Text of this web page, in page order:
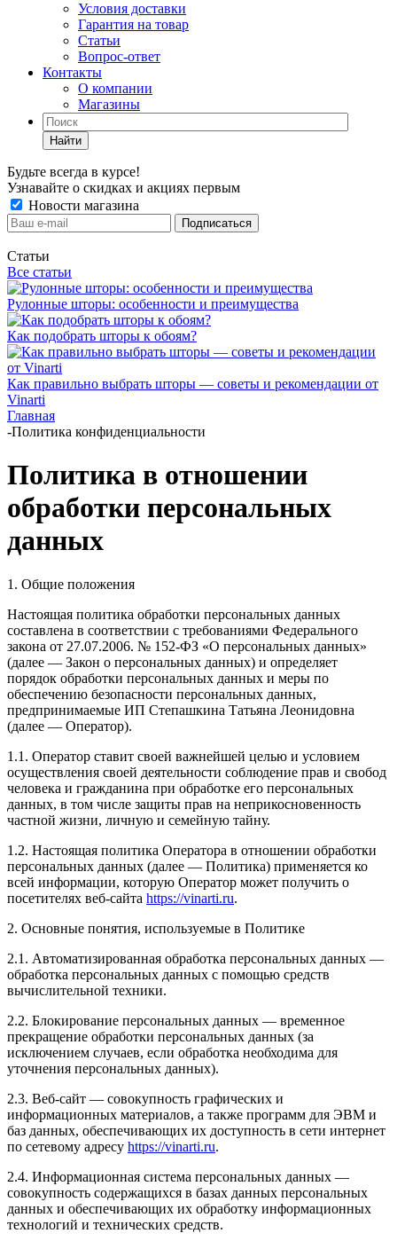
Условия доставки
Гарантия на товар
Статьи
Вопрос-ответ
Контакты
О компании
Магазины
Найти
Будьте всегда в курсе!
Узнавайте о скидках и акциях первым
Новости магазина
Статьи
Все статьи
Рулонные шторы: особенности и преимущества
Как подобрать шторы к обоям?
Как правильно выбрать шторы — советы и рекомендации от
Vinarti
Главная
-Политика конфиденциальности
Политика в отношении
обработки персональных
данных
1. Общие положения
Настоящая политика обработки персональных данных
составлена в соответствии с требованиями Федерального
закона от 27.07.2006. № 152-ФЗ «О персональных данных»
(далее — Закон о персональных данных) и определяет
порядок обработки персональных данных и меры по
обеспечению безопасности персональных данных,
предпринимаемые ИП Степашкина Татьяна Леонидовна
(далее — Оператор).
1.1. Оператор ставит своей важнейшей целью и условием
осуществления своей деятельности соблюдение прав и свобод
человека и гражданина при обработке его персональных
данных, в том числе защиты прав на неприкосновенность
частной жизни, личную и семейную тайну.
1.2. Настоящая политика Оператора в отношении обработки
персональных данных (далее — Политика) применяется ко
всей информации, которую Оператор может получить о
посетителях веб-сайта https://vinarti.ru.
2. Основные понятия, используемые в Политике
2.1. Автоматизированная обработка персональных данных —
обработка персональных данных с помощью средств
вычислительной техники.
2.2. Блокирование персональных данных — временное
прекращение обработки персональных данных (за
исключением случаев, если обработка необходима для
уточнения персональных данных).
2.3. Веб-сайт — совокупность графических и
информационных материалов, а также программ для ЭВМ и
баз данных, обеспечивающих их доступность в сети интернет
по сетевому адресу https://vinarti.ru.
2.4. Информационная система персональных данных —
совокупность содержащихся в базах данных персональных
данных и обеспечивающих их обработку информационных
технологий и технических средств.